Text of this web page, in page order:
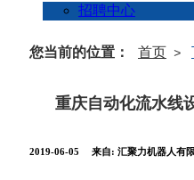
招聘中心
您当前的位置： 首页 >
重庆自动化流水线
2019-06-05 来自: 汇聚力机器人有